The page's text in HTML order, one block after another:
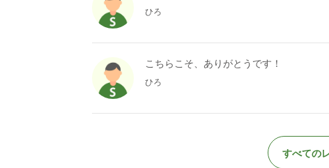
ひろ
こちらこそ、ありがとうです！
ひろ
すべての